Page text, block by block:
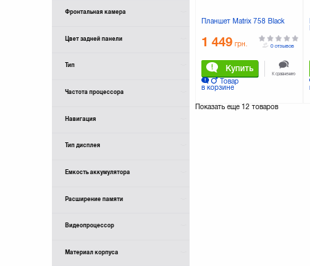
Xiaomi
Фронтальная камера
Цвет задней панели
Тип
Частота процессора
Навигация
Тип дисплея
Ёмкость аккумулятора
Расширение памяти
Видеопроцессор
Материал корпуса
Планшет Matrix 758 Black
1 449 грн.
Купить
Товар
в корзине
0 отзывов
К сравнению
Показать еще12 товаров